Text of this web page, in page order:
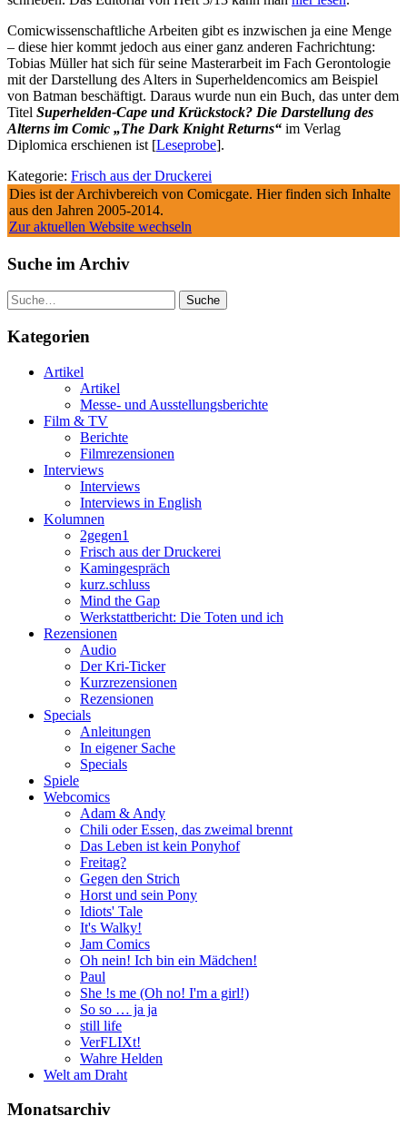
Comicwissenschaftliche Arbeiten gibt es inzwischen ja eine Menge
– diese hier kommt jedoch aus einer ganz anderen Fachrichtung:
Tobias Müller hat sich für seine Masterarbeit im Fach Gerontologie
mit der Darstellung des Alters in Superheldencomics am Beispiel
von Batman beschäftigt. Daraus wurde nun ein Buch, das unter dem
Titel Superhelden-Cape und Krückstock? Die Darstellung des
Alterns im Comic „The Dark Knight Returns“ im Verlag
Diplomica erschienen ist [Leseprobe].
Kategorie: Frisch aus der Druckerei
Dies ist der Archivbereich von Comicgate. Hier finden sich Inhalte
aus den Jahren 2005-2014.
Zur aktuellen Website wechseln
Suche im Archiv
Suche
Kategorien
Artikel
Artikel
Messe- und Ausstellungsberichte
Film & TV
Berichte
Filmrezensionen
Interviews
Interviews
Interviews in English
Kolumnen
2gegen1
Frisch aus der Druckerei
Kamingespräch
kurz.schluss
Mind the Gap
Werkstattbericht: Die Toten und ich
Rezensionen
Audio
Der Kri-Ticker
Kurzrezensionen
Rezensionen
Specials
Anleitungen
In eigener Sache
Specials
Spiele
Webcomics
Adam & Andy
Chili oder Essen, das zweimal brennt
Das Leben ist kein Ponyhof
Freitag?
Gegen den Strich
Horst und sein Pony
Idiots' Tale
It's Walky!
Jam Comics
Oh nein! Ich bin ein Mädchen!
Paul
She !s me (Oh no! I'm a girl!)
So so … ja ja
still life
VerFLIXt!
Wahre Helden
Welt am Draht
Monatsarchiv